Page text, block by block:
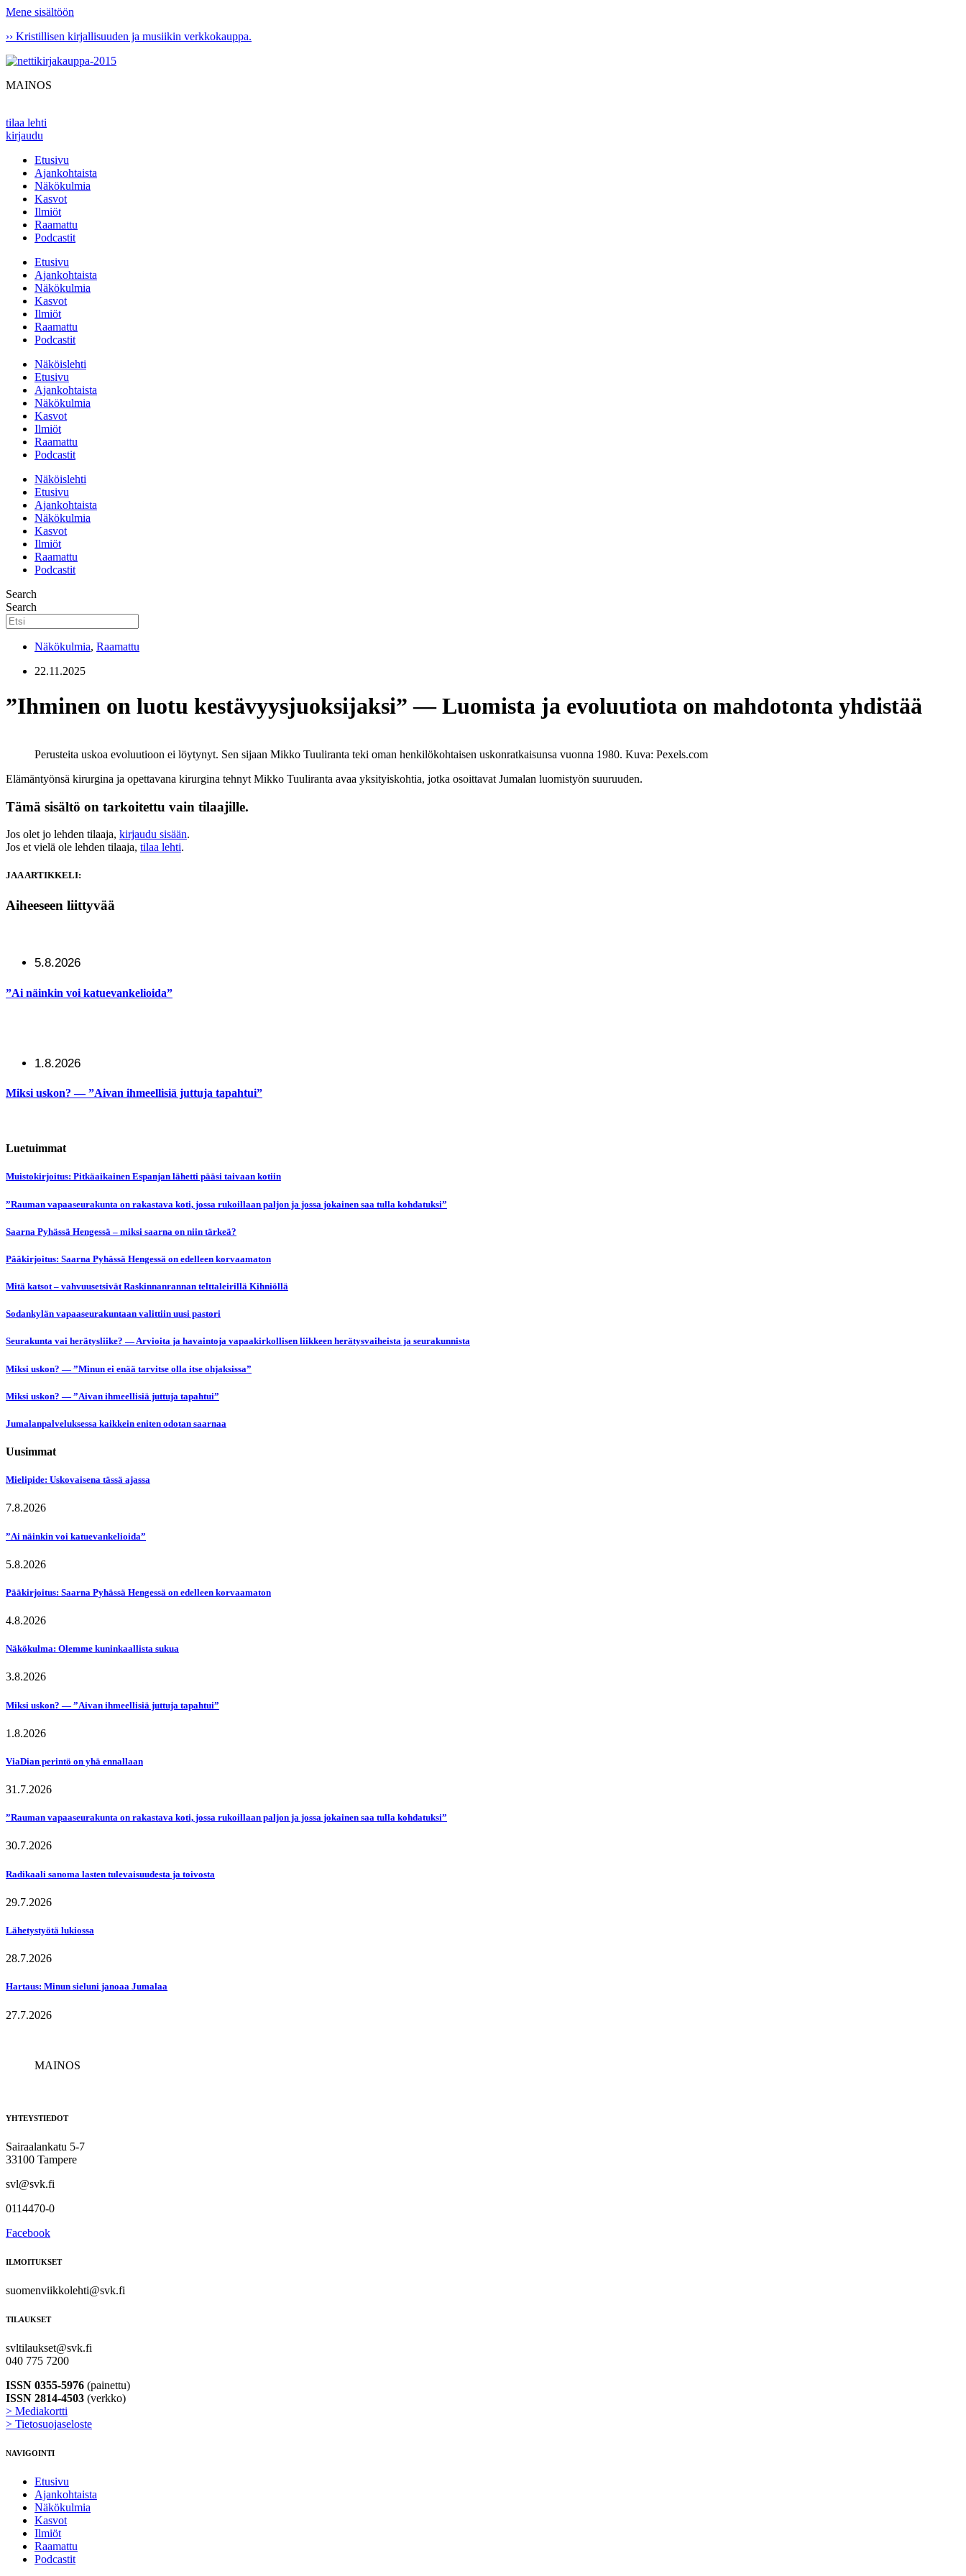
Mene sisältöön
›› Kristillisen kirjallisuuden ja musiikin verkkokauppa.
MAINOS
tilaa lehti
kirjaudu
Etusivu
Ajankohtaista
Näkökulmia
Kasvot
Ilmiöt
Raamattu
Podcastit
Etusivu
Ajankohtaista
Näkökulmia
Kasvot
Ilmiöt
Raamattu
Podcastit
Näköislehti
Etusivu
Ajankohtaista
Näkökulmia
Kasvot
Ilmiöt
Raamattu
Podcastit
Näköislehti
Etusivu
Ajankohtaista
Näkökulmia
Kasvot
Ilmiöt
Raamattu
Podcastit
Search
Search
Näkökulmia, Raamattu
22.11.2025
”Ihminen on luotu kestävyysjuoksijaksi” — Luomista ja evoluutiota on mahdotonta yhdistää
Perusteita uskoa evoluutioon ei löytynyt. Sen sijaan Mikko Tuuliranta teki oman henkilökohtaisen uskonratkaisunsa vuonna 1980. Kuva: Pexels.com
Elämäntyönsä kirurgina ja opettavana kirurgina tehnyt Mikko Tuuliranta avaa yksityiskohtia, jotka osoittavat Jumalan luomistyön suuruuden.
Tämä sisältö on tarkoitettu vain tilaajille.
Jos olet jo lehden tilaaja, kirjaudu sisään.
Jos et vielä ole lehden tilaaja, tilaa lehti.
JAA ARTIKKELI:
Aiheeseen liittyvää
5.8.2026
”Ai näinkin voi katuevankelioida”
1.8.2026
Miksi uskon? — ”Aivan ihmeellisiä juttuja tapahtui”
Luetuimmat
Muistokirjoitus: Pitkäaikainen Espanjan lähetti pääsi taivaan kotiin
”Rauman vapaaseurakunta on rakastava koti, jossa rukoillaan paljon ja jossa jokainen saa tulla kohdatuksi”
Saarna Pyhässä Hengessä – miksi saarna on niin tärkeä?
Pääkirjoitus: Saarna Pyhässä Hengessä on edelleen korvaamaton
Mitä katsot – vahvuusetsivät Raskinnanrannan telttaleirillä Kihniöllä
Sodankylän vapaaseurakuntaan valittiin uusi pastori
Seurakunta vai herätysliike? — Arvioita ja havaintoja vapaakirkollisen liikkeen herätysvaiheista ja seurakunnista
Miksi uskon? — ”Minun ei enää tarvitse olla itse ohjaksissa”
Miksi uskon? — ”Aivan ihmeellisiä juttuja tapahtui”
Jumalanpalveluksessa kaikkein eniten odotan saarnaa
Uusimmat
Mielipide: Uskovaisena tässä ajassa
7.8.2026
”Ai näinkin voi katuevankelioida”
5.8.2026
Pääkirjoitus: Saarna Pyhässä Hengessä on edelleen korvaamaton
4.8.2026
Näkökulma: Olemme kuninkaallista sukua
3.8.2026
Miksi uskon? — ”Aivan ihmeellisiä juttuja tapahtui”
1.8.2026
ViaDian perintö on yhä ennallaan
31.7.2026
”Rauman vapaaseurakunta on rakastava koti, jossa rukoillaan paljon ja jossa jokainen saa tulla kohdatuksi”
30.7.2026
Radikaali sanoma lasten tulevaisuudesta ja toivosta
29.7.2026
Lähetystyötä lukiossa
28.7.2026
Hartaus: Minun sieluni janoaa Jumalaa
27.7.2026
MAINOS
YHTEYSTIEDOT
Sairaalankatu 5-7
33100 Tampere
svl@svk.fi
0114470-0
Facebook
ILMOITUKSET
suomenviikkolehti@svk.fi
TILAUKSET
svltilaukset@svk.fi
040 775 7200
ISSN 0355-5976 (painettu)
ISSN 2814-4503 (verkko)
> Mediakortti
> Tietosuojaseloste
NAVIGOINTI
Etusivu
Ajankohtaista
Näkökulmia
Kasvot
Ilmiöt
Raamattu
Podcastit